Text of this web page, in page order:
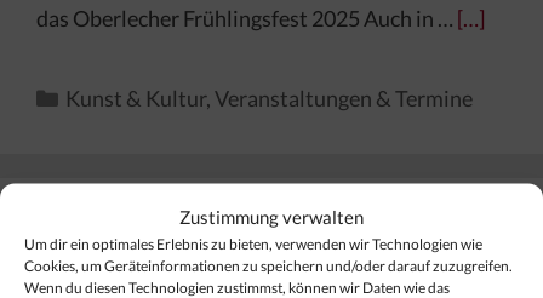
Zustimmung verwalten
Um dir ein optimales Erlebnis zu bieten, verwenden wir Technologien wie
Cookies, um Geräteinformationen zu speichern und/oder darauf zuzugreifen.
Wenn du diesen Technologien zustimmst, können wir Daten wie das
das Oberlecher Frühlingsfest 2025 Auch in … […]
Kategorien
Kunst & Kultur,Veranstaltungen & Termine
Après-Ski-Vergnügen in Lech Zürs
am Arlberg